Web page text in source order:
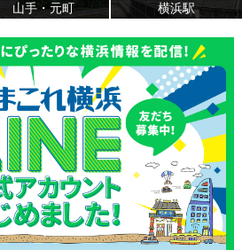
山手・元町 横浜駅